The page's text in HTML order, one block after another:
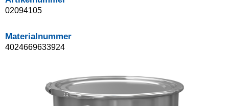
02094105
Materialnummer
4024669633924